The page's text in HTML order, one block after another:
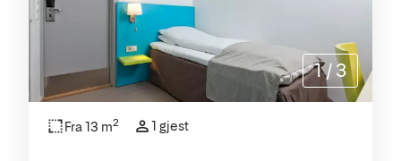
Fra 13 m2 1 gjest
1 / 3